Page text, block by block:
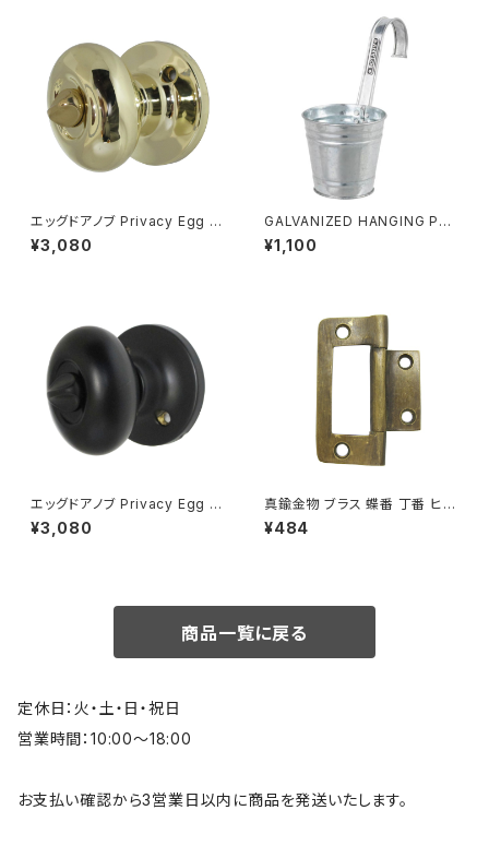
エッグドアノブ Privacy Egg K
nobset 簡易錠 ブライトブラス
¥3,080
GALVANIZED HANGING PO
T COVER 10 ハンギングポット
ガルバナイズド 鉢カバー
¥1,100
エッグドアノブ Privacy Egg K
nobset 簡易錠 マットブラック
¥3,080
真鍮金物 ブラス 蝶番 丁番 ヒン
ジ V077
¥484
商品一覧に戻る
定休日：火・土・日・祝日
営業時間：10:00～18:00
お支払い確認から3営業日以内に商品を発送いたします。